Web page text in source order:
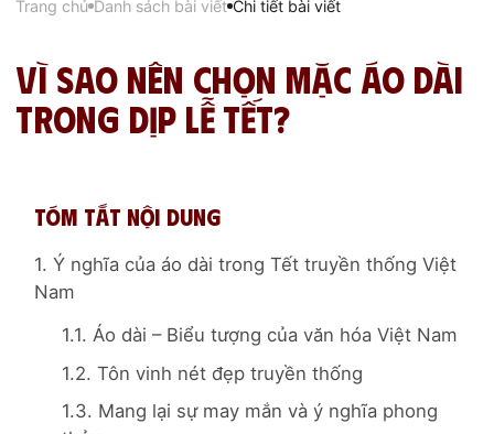
Trang chủ Danh sách bài viết Chi tiết bài viết
Vì sao nên chọn mặc áo dài
trong dịp lễ Tết?
Tóm tắt nội dung
1. Ý nghĩa của áo dài trong Tết truyền thống Việt
Nam
1.1. Áo dài – Biểu tượng của văn hóa Việt Nam
1.2. Tôn vinh nét đẹp truyền thống
1.3. Mang lại sự may mắn và ý nghĩa phong